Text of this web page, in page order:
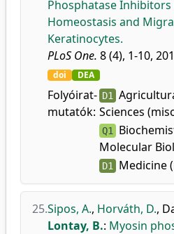
Phosphatase Inhibitors
Homeostasis and
Keratinocytes.
PLoS One. 8 (4), 1-10,
doi DEA
Folyóirat-
mutatók:
D1
Sciences
Q1
Molecular
D1 Medicine
25.Sipos, A., Horváth, D.,
Lontay, B.: Myosin